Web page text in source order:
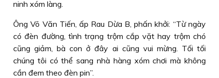
ninh xóm làng.
Ông Võ Văn Tiến, ấp Rau Dừa B, phấn khởi: “Từ ngày
có đèn đường, tình trạng trộm cắp vặt hay trộm chó
cũng giảm, bà con ở đây ai cũng vui mừng. Tối tối
chúng tôi có thể sang nhà hàng xóm chơi mà không
cần đem theo đèn pin”.